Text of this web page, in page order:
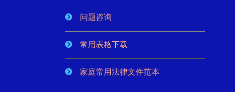
问题咨询
常用表格下载
家庭常用法律文件范本